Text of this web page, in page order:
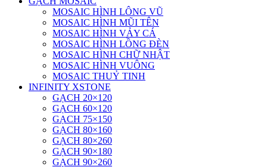
MOSAIC HÌNH LÔNG VŨ
MOSAIC HÌNH MŨI TÊN
MOSAIC HÌNH VẢY CÁ
MOSAIC HÌNH LỒNG ĐÈN
MOSAIC HÌNH CHỮ NHẬT
MOSAIC HÌNH VUÔNG
MOSAIC THUỶ TINH
INFINITY XSTONE
GẠCH 20×120
GẠCH 60×120
GẠCH 75×150
GẠCH 80×160
GẠCH 80×260
GẠCH 90×180
GẠCH 90×260